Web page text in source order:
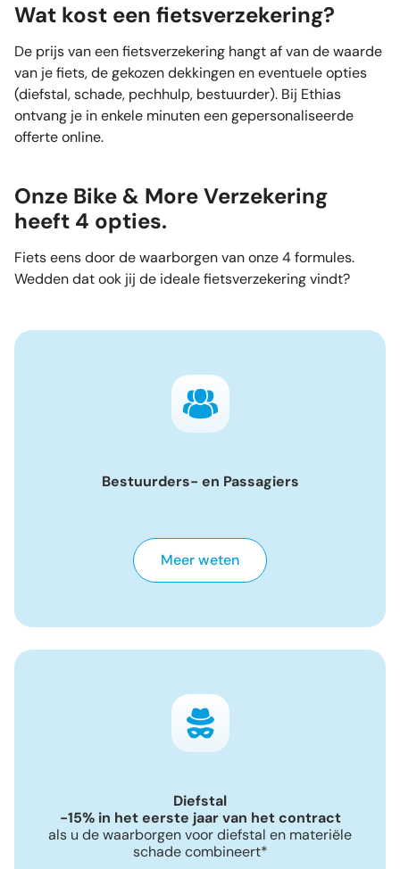
Wat kost een fietsverzekering?
De prijs van een fietsverzekering hangt af van de waarde
van je fiets, de gekozen dekkingen en eventuele opties
(diefstal, schade, pechhulp, bestuurder). Bij Ethias
ontvang je in enkele minuten een gepersonaliseerde
offerte online.
Onze Bike & More Verzekering
heeft 4 opties.
Fiets eens door de waarborgen van onze 4 formules.
Wedden dat ook jij de ideale fietsverzekering vindt?
Bestuurders- en Passagiers
Meer weten
Diefstal
-15% in het eerste jaar van het contract
als u de waarborgen voor diefstal en materiële
schade combineert*